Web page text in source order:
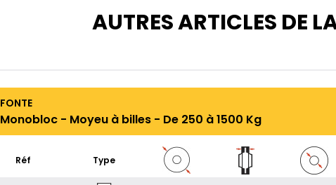
AUTRES ARTICLES DE
FONTE
Monobloc - Moyeu à billes - De 250 à 1500 Kg
Réf Type